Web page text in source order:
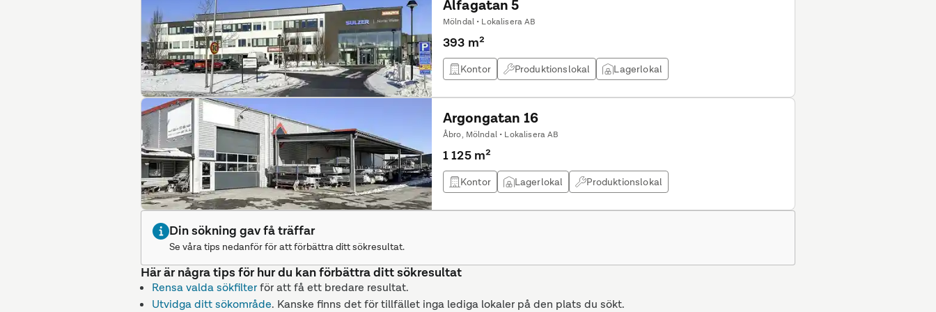
kontakta oss för frågor och visning!
Alfagatan 5
Mölndal • Lokalisera AB
393 m²
Kontor Produktionslokal Lagerlokal
Argongatan 16
Åbro, Mölndal • Lokalisera AB
1 125 m²
Kontor Lagerlokal Produktionslokal
Din sökning gav få träffar
Se våra tips nedanför för att förbättra ditt sökresultat.
Här är några tips för hur du kan förbättra ditt sökresultat
Rensa valda sökfilterför att få ett bredare resultat.
Utvidga ditt sökområde. Kanske finns det för tillfället inga lediga lokaler på den plats du sökt.